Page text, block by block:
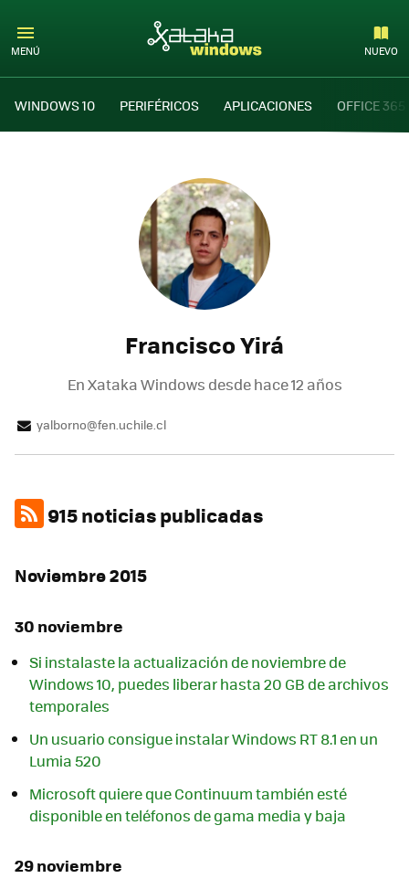
MENÚ NUEVO
WINDOWS 10 PERIFÉRICOS APLICACIONES OFFICE 365
Francisco Yirá
En Xataka Windows desdehace 12 años
yalborno@fen.uchile.cl
915 noticias publicadas
Noviembre 2015
30 noviembre
Si instalaste la actualización de noviembre de
Windows 10, puedes liberar hasta 20 GB de archivos
temporales
Un usuario consigue instalar Windows RT 8.1 en un
Lumia 520
Microsoft quiere que Continuum también esté
disponible en teléfonos de gama media y baja
29 noviembre